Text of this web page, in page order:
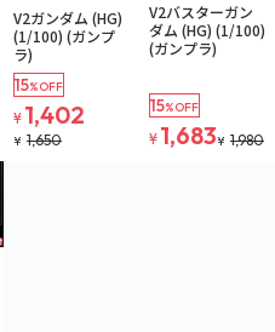
注文再開メール
V2ガンダム (HG)
(1/100) (ガンプ
ラ)
15%OFF
¥ 1,402
¥ 1,650
V2バスターガン
ダム (HG) (1/100)
(ガンプラ)
15%OFF
¥ 1,683¥ 1,980